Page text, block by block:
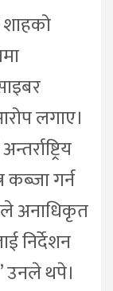
लगाए।
कब्जा गर्न
अनाधिकृत
निर्देशन
उनले थपे।